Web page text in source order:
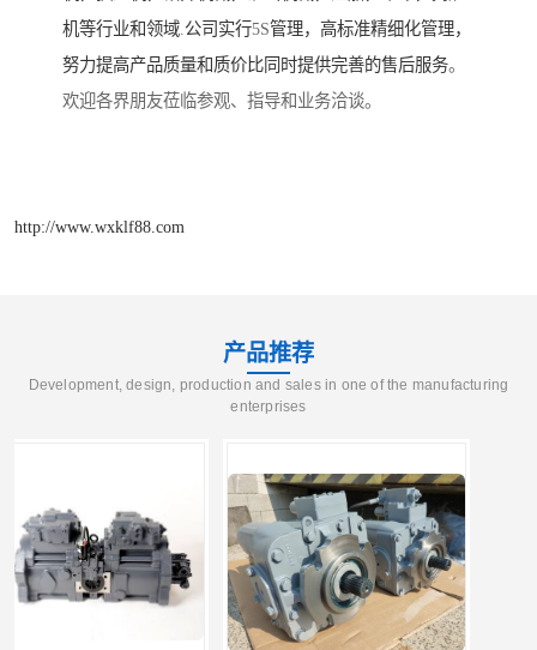
机等行业和领域.公司实行5S管理，高标准精细化管理，
努力提高产品质量和质价比同时提供完善的售后服务。
欢迎各界朋友莅临参观、指导和业务洽谈。
http://www.wxklf88.com
产品推荐
Development, design, production and sales in one of the manufacturing
enterprises